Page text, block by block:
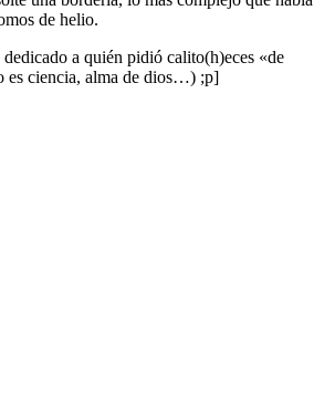
de helio.
a quién pidió calito(h)eces «de
es ciencia, alma de dios…) ;p]